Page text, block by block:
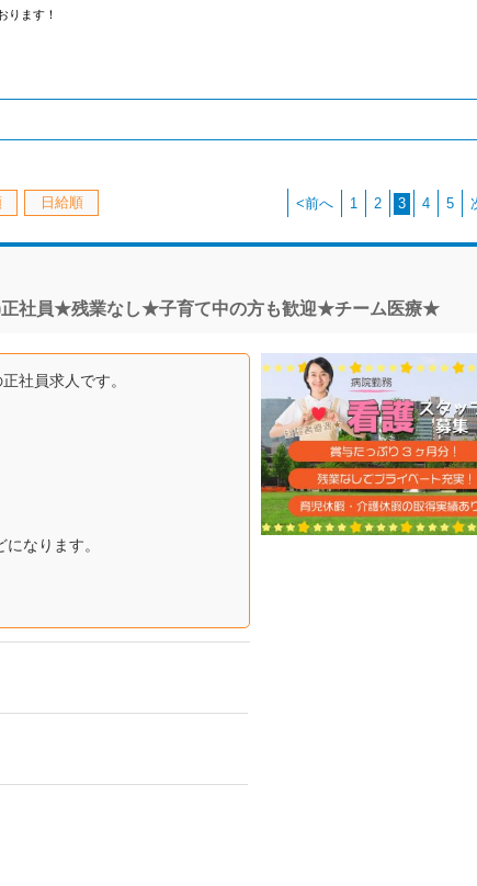
ります！
日給順 <前へ 1 2 3 4 5
)正社員★残業なし★子育て中の方も歓迎★チーム医療★
社員求人です。
なります。